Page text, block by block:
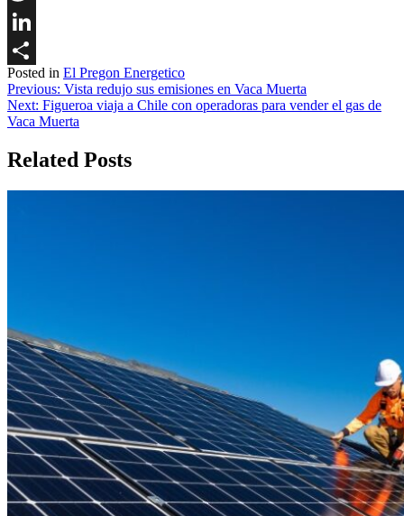
Twitter
LinkedIn
Share
Posted in El Pregon Energetico
Navegación
de
Previous: Vista redujo sus emisiones en Vaca Muerta
Next: Figueroa viaja a Chile con operadoras para vender el gas de
Vaca Muerta
Related Posts